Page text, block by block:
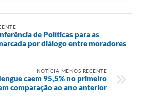
de Políticas para as
por diálogo entre moradores
NOTÍCIA MENOS RECENTE
caem 95,5% no primeiro
comparação ao ano anterior